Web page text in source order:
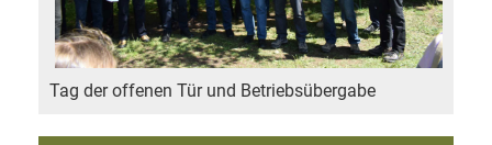
Tag der offenen Tür und Betriebsübergabe